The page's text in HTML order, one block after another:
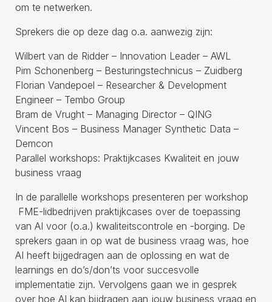
om te netwerken.
Sprekers die op deze dag o.a. aanwezig zijn:
Wilbert van de Ridder – Innovation Leader – AWL
Pim Schonenberg – Besturingstechnicus – Zuidberg
Florian Vandepoel – Researcher & Development
Engineer – Tembo Group
Bram de Vrught – Managing Director – QING
Vincent Bos – Business Manager Synthetic Data –
Demcon
Parallel workshops: Praktijkcases Kwaliteit en jouw
business vraag
In de parallelle workshops presenteren per workshop
FME-lidbedrijven praktijkcases over de toepassing
van AI voor (o.a.) kwaliteitscontrole en -borging. De
sprekers gaan in op wat de business vraag was, hoe
AI heeft bijgedragen aan de oplossing en wat de
learnings en do’s/don’ts voor succesvolle
implementatie zijn. Vervolgens gaan we in gesprek
over hoe AI kan bijdragen aan jouw business vraag en